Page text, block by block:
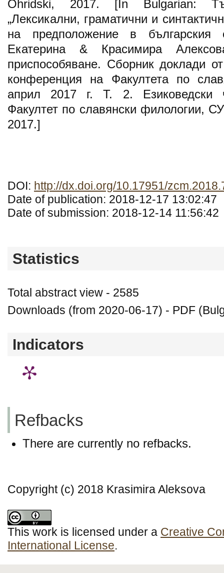
Ohridski, 2017. [In Bulgarian:
„Лексикални, граматични и
на предположение в българския
Екатерина & Красимира
приспособяване. Сборник доклади
конференция на Факултета по
април 2017 г. Т. 2. Езиковедски
Факултет по славянски филологии,
2017.]
DOI: http://dx.doi.org/10.17951/
Date of publication: 2018-12-17 13:02:47
Date of submission: 2018-12-14 11:56:42
Statistics
Total abstract view - 2585
Downloads (from 2020-06-17) - PDF
Indicators
Refbacks
There are currently no refbacks.
Copyright (c) 2018 Krasimira Aleksova
This work is licensed under a Creative
International License.